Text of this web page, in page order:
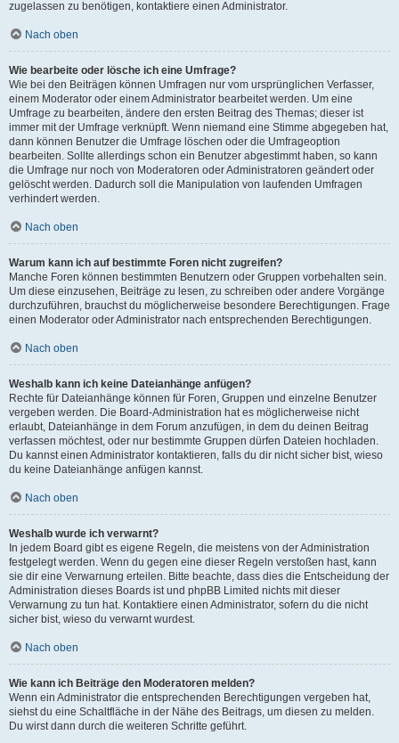
zugelassen zu benötigen, kontaktiere einen Administrator.
Nach oben
Wie bearbeite oder lösche ich eine Umfrage?
Wie bei den Beiträgen können Umfragen nur vom ursprünglichen Verfasser,
einem Moderator oder einem Administrator bearbeitet werden. Um eine
Umfrage zu bearbeiten, ändere den ersten Beitrag des Themas; dieser ist
immer mit der Umfrage verknüpft. Wenn niemand eine Stimme abgegeben hat,
dann können Benutzer die Umfrage löschen oder die Umfrageoption
bearbeiten. Sollte allerdings schon ein Benutzer abgestimmt haben, so kann
die Umfrage nur noch von Moderatoren oder Administratoren geändert oder
gelöscht werden. Dadurch soll die Manipulation von laufenden Umfragen
verhindert werden.
Nach oben
Warum kann ich auf bestimmte Foren nicht zugreifen?
Manche Foren können bestimmten Benutzern oder Gruppen vorbehalten sein.
Um diese einzusehen, Beiträge zu lesen, zu schreiben oder andere Vorgänge
durchzuführen, brauchst du möglicherweise besondere Berechtigungen. Frage
einen Moderator oder Administrator nach entsprechenden Berechtigungen.
Nach oben
Weshalb kann ich keine Dateianhänge anfügen?
Rechte für Dateianhänge können für Foren, Gruppen und einzelne Benutzer
vergeben werden. Die Board-Administration hat es möglicherweise nicht
erlaubt, Dateianhänge in dem Forum anzufügen, in dem du deinen Beitrag
verfassen möchtest, oder nur bestimmte Gruppen dürfen Dateien hochladen.
Du kannst einen Administrator kontaktieren, falls du dir nicht sicher bist, wieso
du keine Dateianhänge anfügen kannst.
Nach oben
Weshalb wurde ich verwarnt?
In jedem Board gibt es eigene Regeln, die meistens von der Administration
festgelegt werden. Wenn du gegen eine dieser Regeln verstoßen hast, kann
sie dir eine Verwarnung erteilen. Bitte beachte, dass dies die Entscheidung der
Administration dieses Boards ist und phpBB Limited nichts mit dieser
Verwarnung zu tun hat. Kontaktiere einen Administrator, sofern du die nicht
sicher bist, wieso du verwarnt wurdest.
Nach oben
Wie kann ich Beiträge den Moderatoren melden?
Wenn ein Administrator die entsprechenden Berechtigungen vergeben hat,
siehst du eine Schaltfläche in der Nähe des Beitrags, um diesen zu melden.
Du wirst dann durch die weiteren Schritte geführt.